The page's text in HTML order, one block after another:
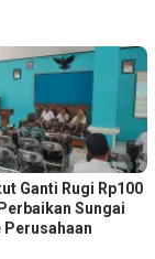
Ganti Rugi Rp100
Sungai
Perusahaan